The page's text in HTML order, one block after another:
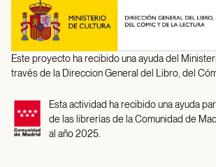
Este proyecto ha recibido una ayuda del
través de la Direccion General del Libro, del
Esta actividad ha recibido una ayuda
de las librerías de la Comunidad de
al año 2025.